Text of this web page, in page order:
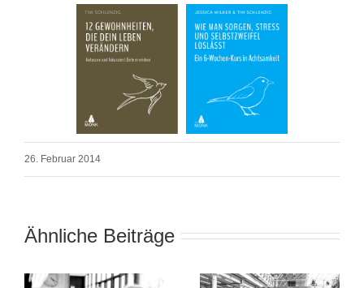
26. Februar 2014
Ähnliche Beiträge